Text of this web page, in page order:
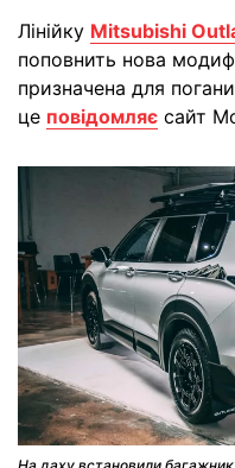
Лінійку Mitsubishi
поповнить нова
призначена для
це повідомляє сайт